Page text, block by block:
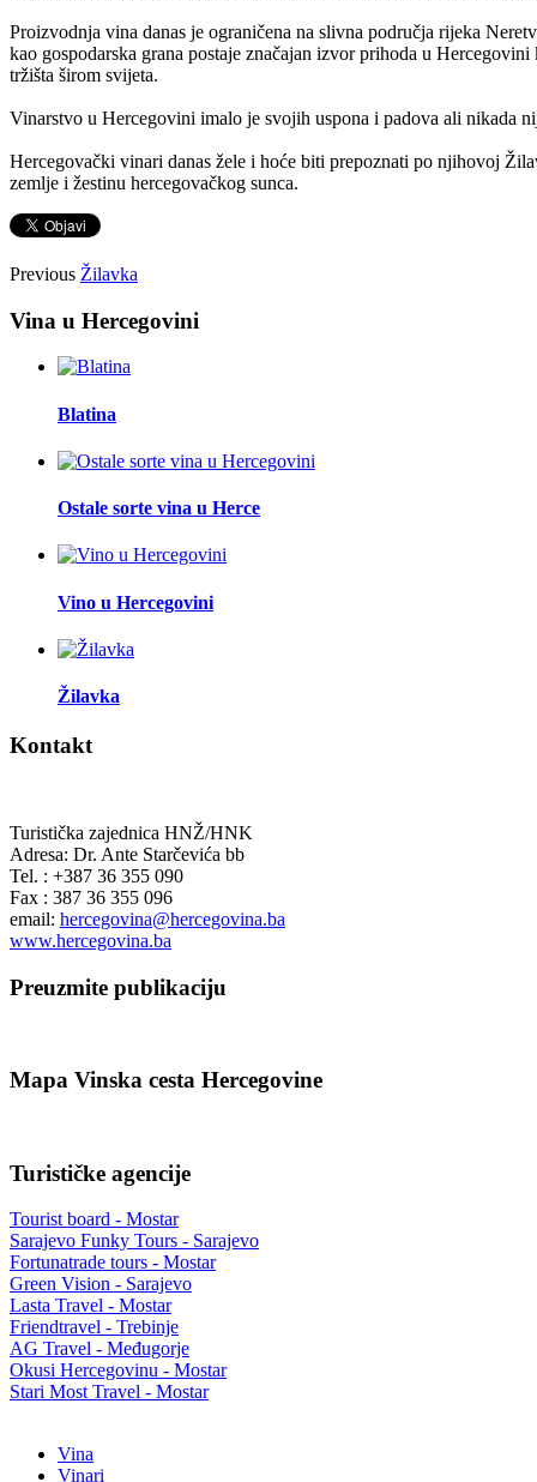
Proizvodnja vina danas je ograničena na slivna područja rijeka
kao gospodarska grana postaje značajan izvor prihoda u
tržišta širom svijeta.
Vinarstvo u Hercegovini imalo je svojih uspona i padova ali nikada
Hercegovački vinari danas žele i hoće biti prepoznati po njihovoj
zemlje i žestinu hercegovačkog sunca.
Previous Žilavka
Vina u Hercegovini
Blatina
Ostale sorte vina u Herce
Vino u Hercegovini
Žilavka
Kontakt
Turistička zajednica HNŽ/HNK
Adresa: Dr. Ante Starčevića bb
Tel. : +387 36 355 090
Fax : 387 36 355 096
email: hercegovina@hercegovina.ba
www.hercegovina.ba
Preuzmite publikaciju
Mapa Vinska cesta Hercegovine
Turističke agencije
Tourist board - Mostar
Sarajevo Funky Tours - Sarajevo
Fortunatrade tours - Mostar
Green Vision - Sarajevo
Lasta Travel - Mostar
Friendtravel - Trebinje
AG Travel - Međugorje
Okusi Hercegovinu - Mostar
Stari Most Travel - Mostar
Vina
Vinari